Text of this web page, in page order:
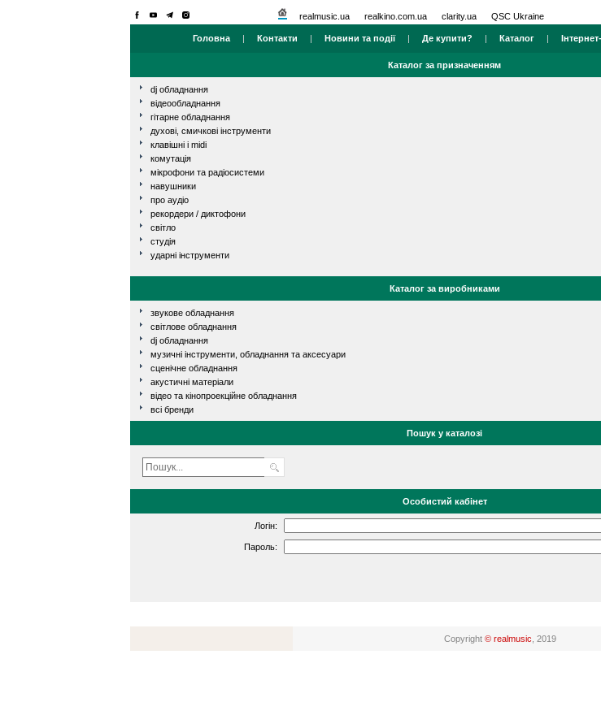
realmusic.ua realkino.com.ua clarity.ua QSC Ukraine
Головна | Контакти | Новини та події| Де купити? | Каталог |
Каталог за призначенням
dj обладнання
відеообладнання
гітарне обладнання
духові, смичкові інструменти
клавішні і midi
комутація
мікрофони та радіосистеми
навушники
про аудіо
рекордери / диктофони
світло
студія
ударні інструменти
Каталог за виробниками
звукове обладнання
світлове обладнання
dj обладнання
музичні інструменти, обладнання та аксесуари
сценічне обладнання
акустичні матеріали
відео та кінопроекційне обладнання
всі бренди
Пошук у каталозі
Особистий кабінет
Логін:
Пароль:
Copyright © realmusic , 2019